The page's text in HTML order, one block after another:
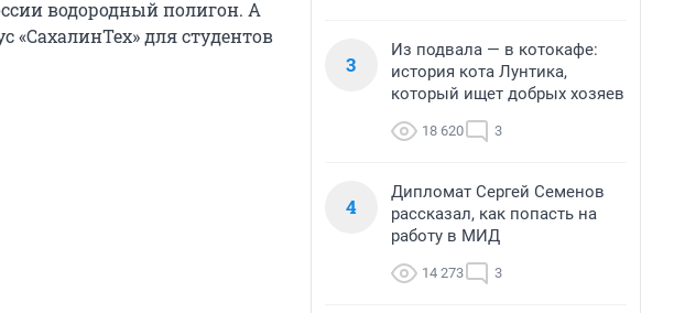
водородный полигон. А
«СахалинТех» для студентов
3
Из подвала — в котокафе:
история кота Лунтика,
который ищет добрых хозяев
18 620 3
4
Дипломат Сергей Семенов
рассказал, как попасть на
работу в МИД
14 273 3